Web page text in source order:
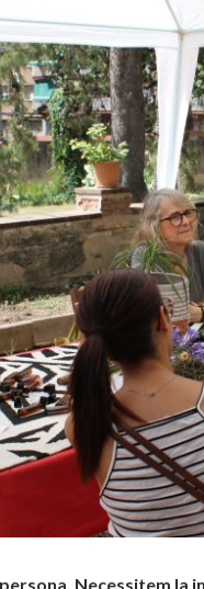
Necessitem